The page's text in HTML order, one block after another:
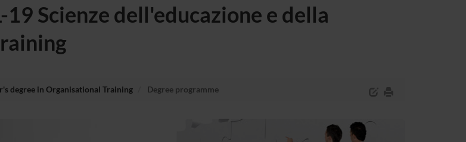
Scienze dell'educazione e della
degree in Organisational Training Degree programme